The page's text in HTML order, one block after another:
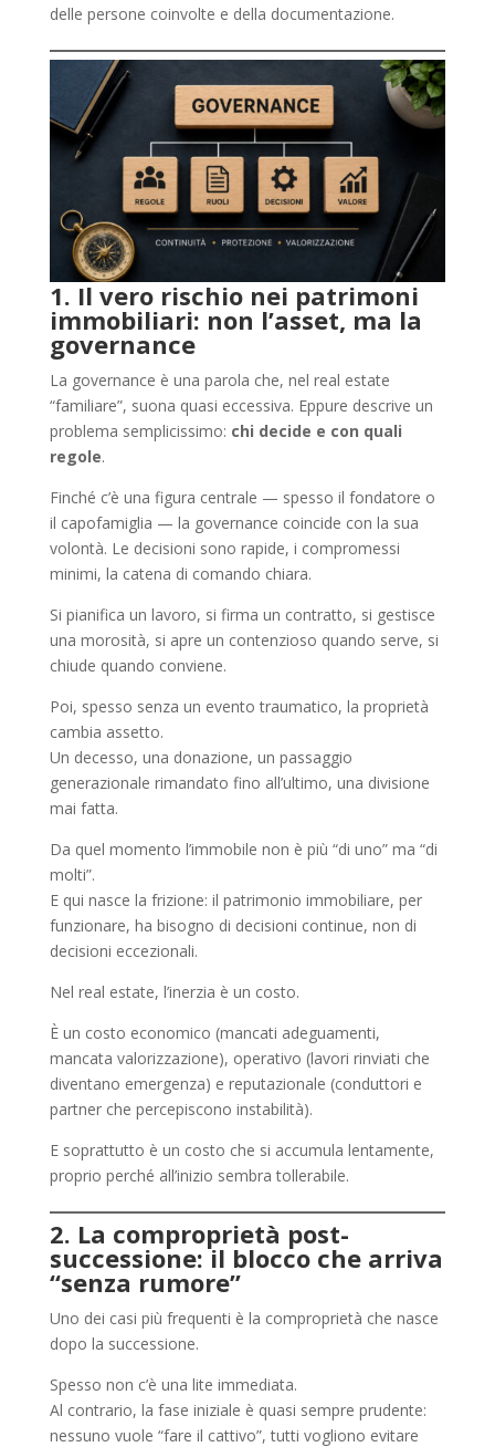
delle persone coinvolte e della documentazione.
1. Il vero rischio nei patrimoni
immobiliari: non l’asset, ma la
governance
La governance è una parola che, nel real estate
“familiare”, suona quasi eccessiva. Eppure descrive un
problema semplicissimo: chi decide e con quali
regole.
Finché c’è una figura centrale — spesso il fondatore o
il capofamiglia — la governance coincide con la sua
volontà. Le decisioni sono rapide, i compromessi
minimi, la catena di comando chiara.
Si pianifica un lavoro, si firma un contratto, si gestisce
una morosità, si apre un contenzioso quando serve, si
chiude quando conviene.
Poi, spesso senza un evento traumatico, la proprietà
cambia assetto.
Un decesso, una donazione, un passaggio
generazionale rimandato fino all’ultimo, una divisione
mai fatta.
Da quel momento l’immobile non è più “di uno” ma “di
molti”.
E qui nasce la frizione: il patrimonio immobiliare, per
funzionare, ha bisogno di decisioni continue, non di
decisioni eccezionali.
Nel real estate, l’inerzia è un costo.
È un costo economico (mancati adeguamenti,
mancata valorizzazione), operativo (lavori rinviati che
diventano emergenza) e reputazionale (conduttori e
partner che percepiscono instabilità).
E soprattutto è un costo che si accumula lentamente,
proprio perché all’inizio sembra tollerabile.
2. La comproprietà post-
successione: il blocco che arriva
“senza rumore”
Uno dei casi più frequenti è la comproprietà che nasce
dopo la successione.
Spesso non c’è una lite immediata.
Al contrario, la fase iniziale è quasi sempre prudente:
nessuno vuole “fare il cattivo”, tutti vogliono evitare